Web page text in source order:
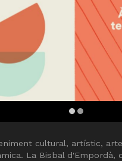
de 2
cultural, artístic,
La Bisbal d'Empordà,